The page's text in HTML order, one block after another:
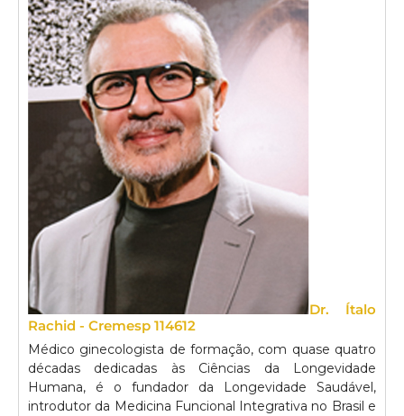
Dr. Ítalo
Rachid - Cremesp 114612
Médico ginecologista de formação, com quase quatro
décadas dedicadas às Ciências da Longevidade
Humana, é o fundador da Longevidade Saudável,
introdutor da Medicina Funcional Integrativa no Brasil e